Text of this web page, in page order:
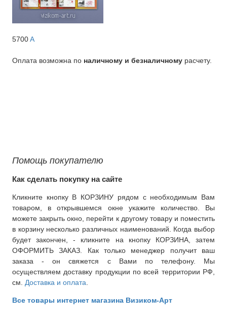
5700A
Оплата возможна по наличному и безналичному расчету.
Помощь покупателю
Как сделать покупку на сайте
Кликните кнопку В КОРЗИНУ рядом с необходимым Вам
товаром, в открывшемся окне укажите количество. Вы
можете закрыть окно, перейти к другому товару и поместить
в корзину несколько различных наименований. Когда выбор
будет закончен, - кликните на кнопку КОРЗИНА, затем
ОФОРМИТЬ ЗАКАЗ. Как только менеджер получит ваш
заказа - он свяжется с Вами по телефону. Мы
осуществляем доставку продукции по всей территории РФ,
см. Доставка и оплата
Все товары интернет магазина Визиком-Арт